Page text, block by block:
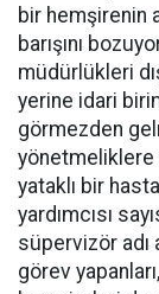
bir hemşirenin
barışını
müdürlükleri
yerine idari
görmezden
yönetmeliklere
yataklı bir
yardımcısı
süpervizör adı
görev